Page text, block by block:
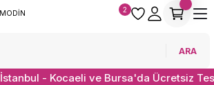
ARA
2
İstanbul - Kocaeli ve Bursa'da Ücretsiz